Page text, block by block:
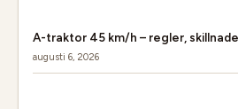
A-traktor 45 km/h – regler,
augusti 6, 2026